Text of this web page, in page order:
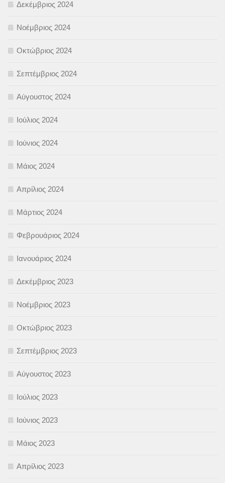
Δεκέμβριος 2024
Νοέμβριος 2024
Οκτώβριος 2024
Σεπτέμβριος 2024
Αύγουστος 2024
Ιούλιος 2024
Ιούνιος 2024
Μάιος 2024
Απρίλιος 2024
Μάρτιος 2024
Φεβρουάριος 2024
Ιανουάριος 2024
Δεκέμβριος 2023
Νοέμβριος 2023
Οκτώβριος 2023
Σεπτέμβριος 2023
Αύγουστος 2023
Ιούλιος 2023
Ιούνιος 2023
Μάιος 2023
Απρίλιος 2023